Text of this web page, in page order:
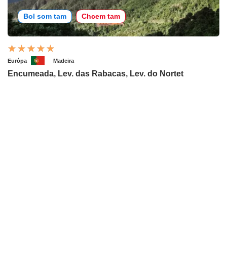
Bol som tam Chcem tam
Európa Madeira
Encumeada, Lev. das Rabacas, Lev. do Nortet